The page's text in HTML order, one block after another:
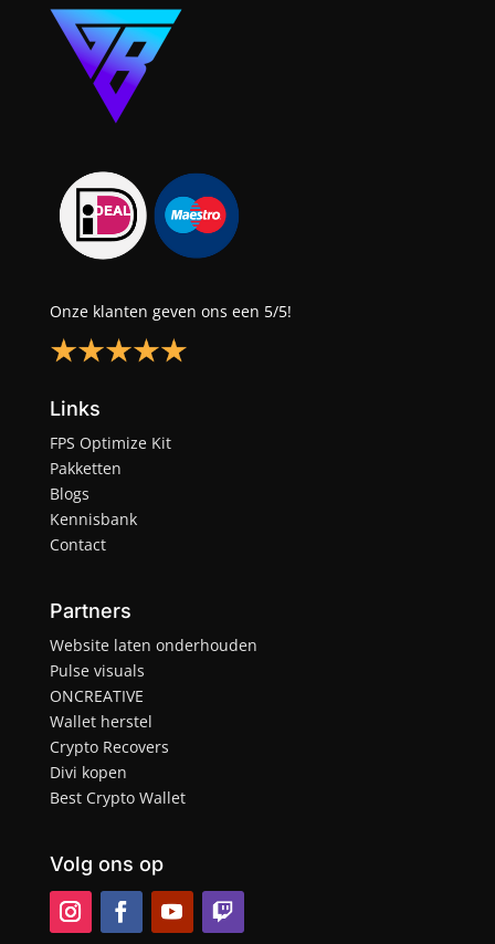
Onze klanten geven ons een 5/5!
Links
FPS Optimize Kit
Pakketten
Blogs
Kennisbank
Contact
Partners
Website laten onderhouden
Pulse visuals
ONCREATIVE
Wallet herstel
Crypto Recovers
Divi kopen
Best Crypto Wallet
Volg ons op